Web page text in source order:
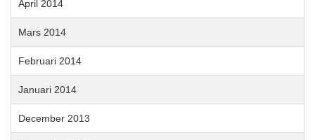
April 2014
Mars 2014
Februari 2014
Januari 2014
December 2013